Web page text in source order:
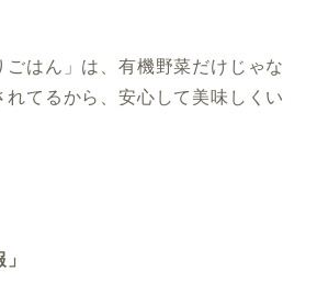
ごはん」は、有機野菜だけじゃな
れてるから、安心して美味しくい